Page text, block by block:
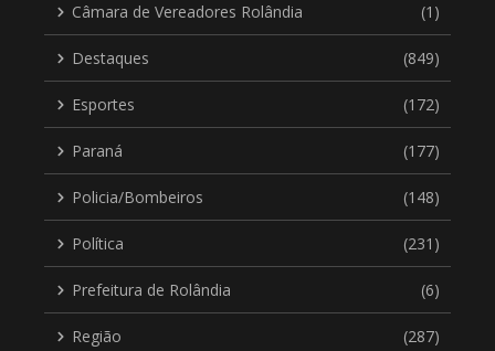
Câmara de Vereadores Rolândia (1)
Destaques (849)
Esportes (172)
Paraná (177)
Policia/Bombeiros (148)
Política (231)
Prefeitura de Rolândia (6)
Região (287)